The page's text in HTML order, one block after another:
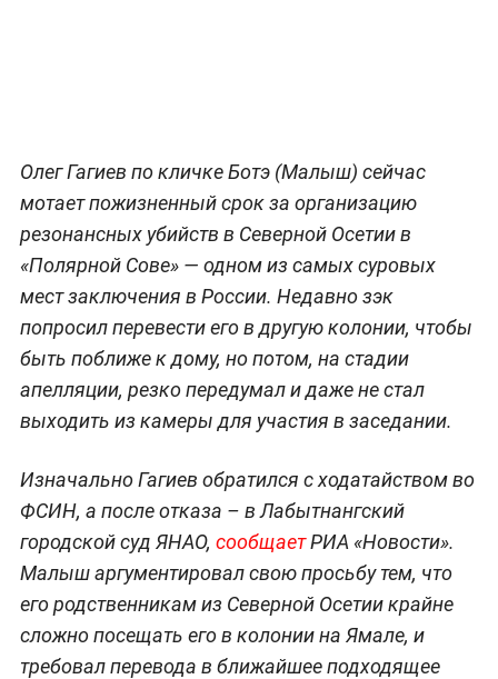
Олег Гагиев по кличке Ботэ (Малыш) сейчас
мотает пожизненный срок за организацию
резонансных убийств в Северной Осетии в
«Полярной Сове» — одном из самых суровых
мест заключения в России. Недавно зэк
попросил перевести его в другую колонии, чтобы
быть поближе к дому, но потом, на стадии
апелляции, резко передумал и даже не стал
выходить из камеры для участия в заседании.
Изначально Гагиев обратился с ходатайством во
ФСИН, а после отказа – в Лабытнангский
городской суд ЯНАО, сообщаетРИА «Новости».
Малыш аргументировал свою просьбу тем, что
его родственникам из Северной Осетии крайне
сложно посещать его в колонии на Ямале, и
требовал перевода в ближайшее подходящее